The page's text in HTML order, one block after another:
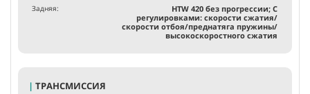
Задняя:
HTW 420 без прогрессии; С
регулировками: скорости сжатия/
скорости отбоя/преднатяга пружины/
высокоскоростного сжатия
| ТРАНСМИССИЯ